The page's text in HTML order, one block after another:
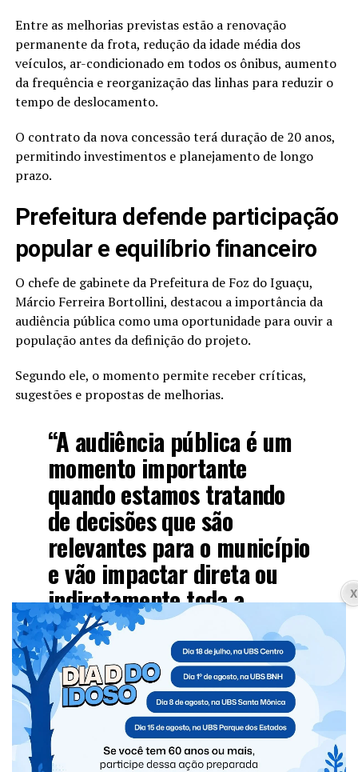
Entre as melhorias previstas estão a renovação
permanente da frota, redução da idade média dos
veículos, ar-condicionado em todos os ônibus, aumento
da frequência e reorganização das linhas para reduzir o
tempo de deslocamento.
O contrato da nova concessão terá duração de 20 anos,
permitindo investimentos e planejamento de longo
prazo.
Prefeitura defende participação
popular e equilíbrio financeiro
O chefe de gabinete da Prefeitura de Foz do Iguaçu,
Márcio Ferreira Bortollini, destacou a importância da
audiência pública como uma oportunidade para ouvir a
população antes da definição do projeto.
Segundo ele, o momento permite receber críticas,
sugestões e propostas de melhorias.
“A audiência pública é um
momento importante
quando estamos tratando
de decisões que são
relevantes para o município
e vão impactar direta ou
indiretamente toda a
sociedade. É um momento
em que a gente dá abertura
para a população conhecer
a proposta, trazer
percepções, indicações,
pontos de melhoria e